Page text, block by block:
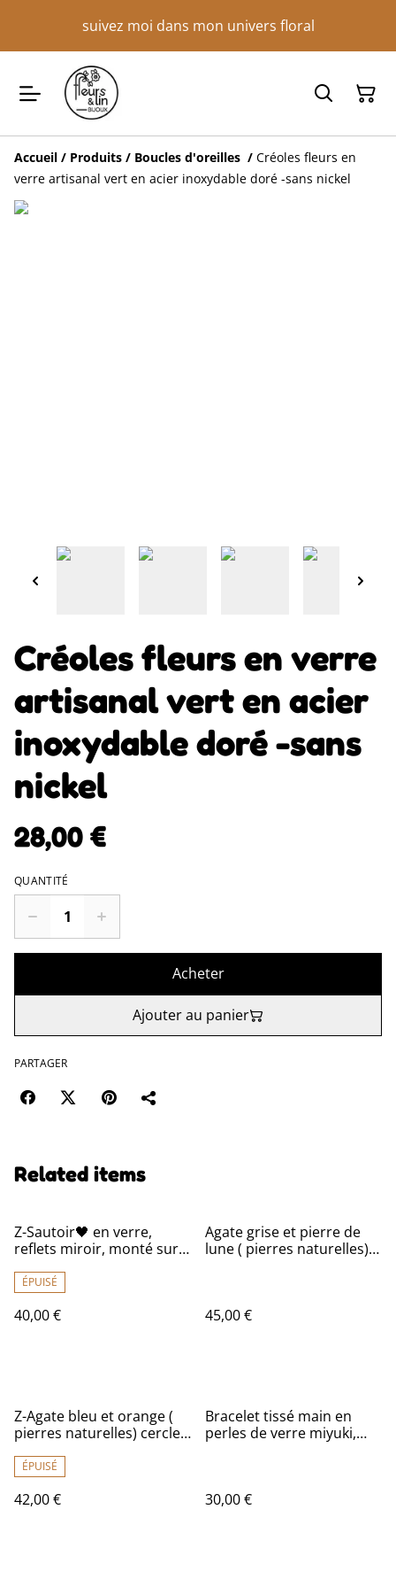
suivez moi dans mon univers floral
Accueil / Produits / Boucles d'oreilles / Créoles fleurs en
verre artisanal vert en acier inoxydable doré -sans nickel
Créoles fleurs en verre
artisanal vert en acier
inoxydable doré -sans
nickel
28,00 €
QUANTITÉ
Acheter
Ajouter au panier
PARTAGER
Related items
Z-Sautoir🖤 en verre,
reflets miroir, monté sur
pièce unique
ÉPUISÉ
40,00 €
Agate grise et pierre de
lune ( pierres naturelles),
unique
45,00 €
Z-Agate bleu et orange (
pierres naturelles) cercles
monté sur fil de lin
réglable et résistant pièce
unique
ÉPUISÉ
42,00 €
Bracelet tissé main en
perles de verre miyuki,
30,00 €